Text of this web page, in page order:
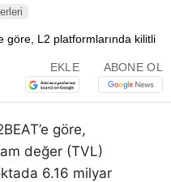
EKLE ABONE OL
göre,
değer (TVL)
6.16 milyar